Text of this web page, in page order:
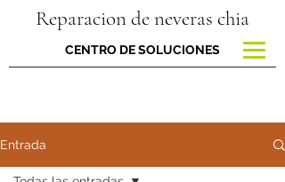
Reparacion de neveras chia
CENTRO DE SOLUCIONES
Entrada